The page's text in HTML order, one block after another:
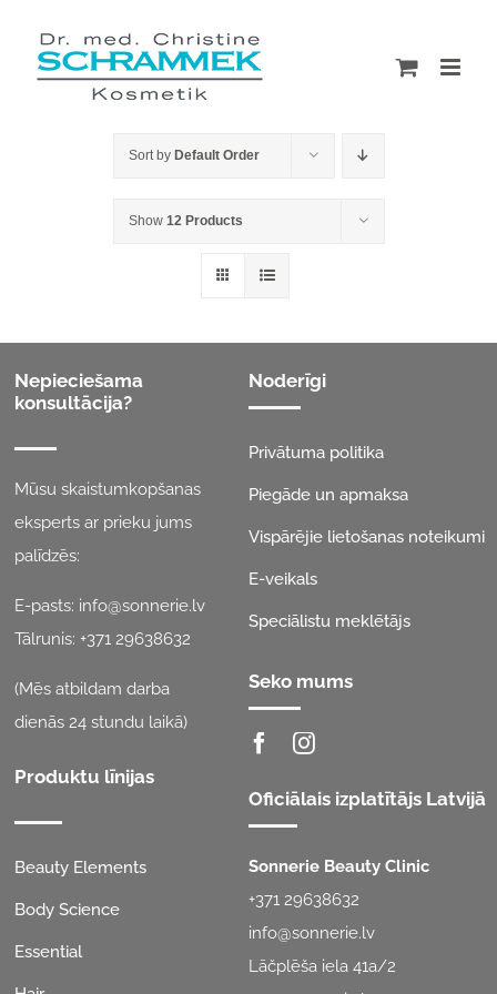
content
Sort by Default Order
Show 12 Products
Nepieciešama
konsultācija?
Mūsu skaistumkopšanas
eksperts ar prieku jums
palīdzēs:
E-pasts: info@sonnerie.lv
Tālrunis:+371 29638632
(Mēs atbildam darba
dienās 24 stundu laikā)
Produktu līnijas
Beauty Elements
Body Science
Essential
Noderīgi
Privātuma politika
Piegāde un apmaksa
Vispārējie lietošanas noteikumi
E-veikals
Speciālistu meklētājs
Seko mums
Oficiālais izplatītājs Latvijā
Sonnerie Beauty Clinic
+371 29638632
info@sonnerie.lv
Lāčplēša iela 41a/2